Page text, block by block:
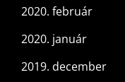
2020. február
2020. január
2019. december